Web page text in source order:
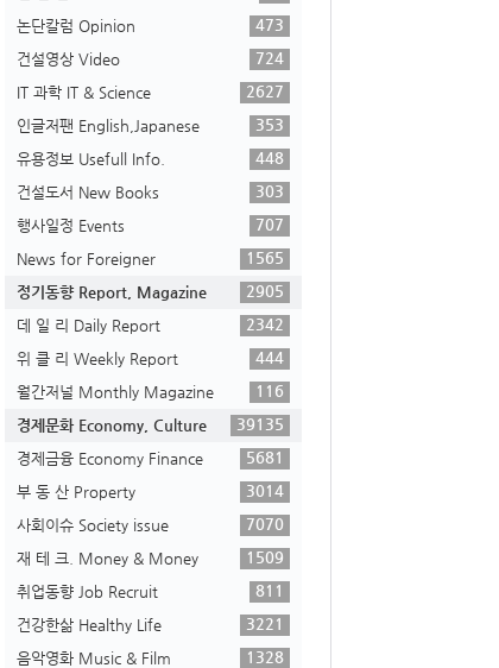
논단칼럼 Opinion
473
건설영상 Video
724
IT 과학 IT & Science
2627
인글저팬 English,Japanese
353
유용정보 Usefull Info.
448
건설도서 New Books
303
행사일정 Events
707
News for Foreigner
1565
정기동향 Report, Magazine
2905
데 일 리 Daily Report
2342
위 클 리 Weekly Report
444
월간저널 Monthly Magazine
116
경제문화 Economy, Culture
39135
경제금융 Economy Finance
5681
부 동 산 Property
3014
사회이슈 Society issue
7070
재 테 크. Money & Money
1509
취업동향 Job Recruit
811
건강한삶 Healthy Life
3221
음악영화 Music & Film
1328